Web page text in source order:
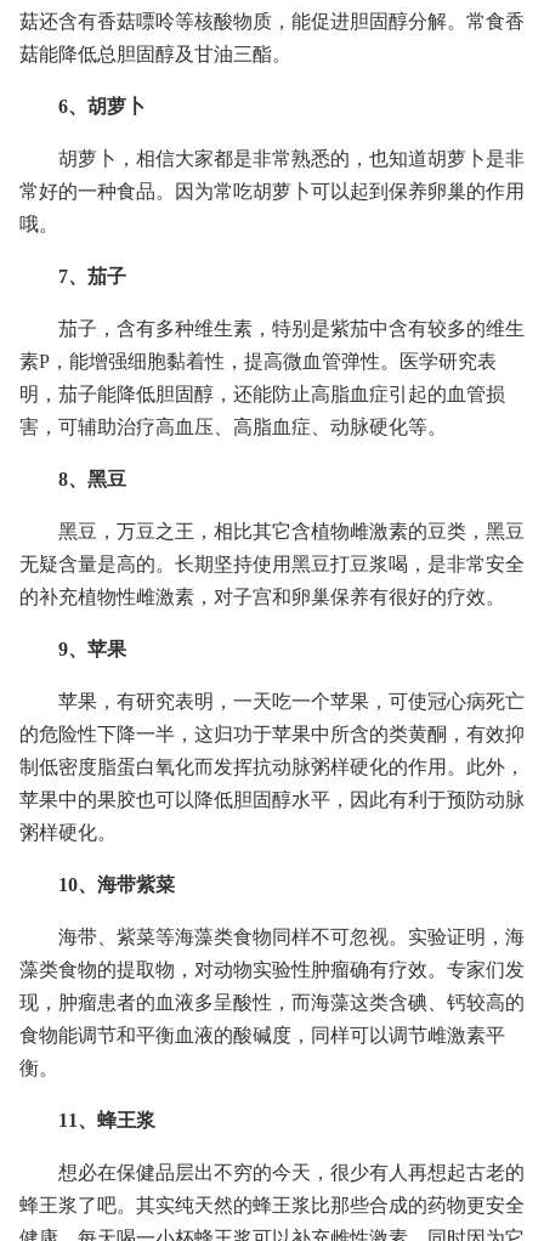
菇还含有香菇嘌呤等核酸物质，能促进胆固醇分解。常食香
菇能降低总胆固醇及甘油三酯。
6、胡萝卜
胡萝卜，相信大家都是非常熟悉的，也知道胡萝卜是非
常好的一种食品。因为常吃胡萝卜可以起到保养卵巢的作用
哦。
7、茄子
茄子，含有多种维生素，特别是紫茄中含有较多的维生
素P，能增强细胞黏着性，提高微血管弹性。医学研究表
明，茄子能降低胆固醇，还能防止高脂血症引起的血管损
害，可辅助治疗高血压、高脂血症、动脉硬化等。
8、黑豆
黑豆，万豆之王，相比其它含植物雌激素的豆类，黑豆
无疑含量是高的。长期坚持使用黑豆打豆浆喝，是非常安全
的补充植物性雌激素，对子宫和卵巢保养有很好的疗效。
9、苹果
苹果，有研究表明，一天吃一个苹果，可使冠心病死亡
的危险性下降一半，这归功于苹果中所含的类黄酮，有效抑
制低密度脂蛋白氧化而发挥抗动脉粥样硬化的作用。此外，
苹果中的果胶也可以降低胆固醇水平，因此有利于预防动脉
粥样硬化。
10、海带紫菜
海带、紫菜等海藻类食物同样不可忽视。实验证明，海
藻类食物的提取物，对动物实验性肿瘤确有疗效。专家们发
现，肿瘤患者的血液多呈酸性，而海藻这类含碘、钙较高的
食物能调节和平衡血液的酸碱度，同样可以调节雌激素平
衡。
11、蜂王浆
想必在保健品层出不穷的今天，很少有人再想起古老的
蜂王浆了吧。其实纯天然的蜂王浆比那些合成的药物更安全